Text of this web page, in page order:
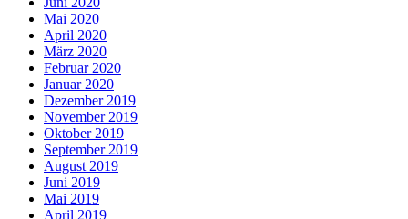
Mai 2020
April 2020
März 2020
Februar 2020
Januar 2020
Dezember 2019
November 2019
Oktober 2019
September 2019
August 2019
Juni 2019
Mai 2019
April 2019